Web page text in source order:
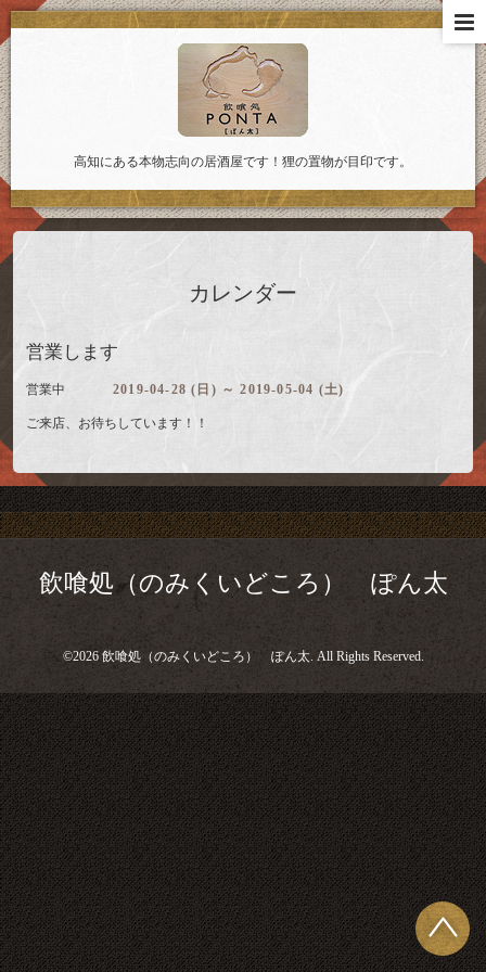
高知にある本物志向の居酒屋です！狸の置物が目印です。
カレンダー
営業します
営業中 2019-04-28 (日) ～ 2019-05-04 (土)
ご来店、お待ちしています！！
飲喰処（のみくいどころ） ぽん太
©2026 飲喰処（のみくいどころ） ぽん太. All Rights Reserved.